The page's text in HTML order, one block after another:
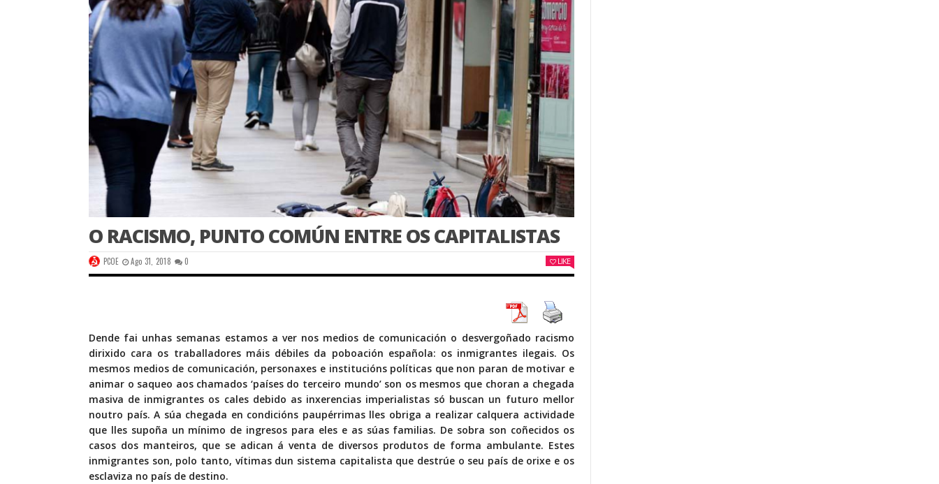
O RACISMO, PUNTO COMÚN ENTRE OS CAPITALISTAS
PCOE Ago 31, 2018 0 LIKE
Dende fai unhas semanas estamos a ver nos medios de comunicación o desvergoñado racismo
dirixido cara os traballadores máis débiles da poboación española: os inmigrantes ilegais. Os
mesmos medios de comunicación, personaxes e institucións políticas que non paran de motivar e
animar o saqueo aos chamados ‘países do terceiro mundo’ son os mesmos que choran a chegada
masiva de inmigrantes os cales debido as inxerencias imperialistas só buscan un futuro mellor
noutro país. A súa chegada en condicións paupérrimas lles obriga a realizar calquera actividade
que lles supoña un mínimo de ingresos para eles e as súas familias. De sobra son coñecidos os
casos dos manteiros, que se adican á venta de diversos produtos de forma ambulante. Estes
inmigrantes son, polo tanto, vítimas dun sistema capitalista que destrúe o seu país de orixe e os
esclaviza no país de destino.